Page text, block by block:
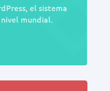
el sistema
mundial.